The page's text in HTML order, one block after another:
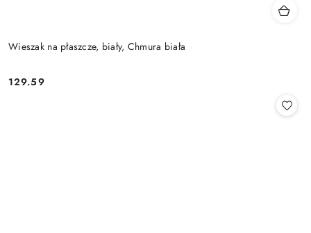
Wieszak na płaszcze, biały, Chmura biała
Cena:
129.59